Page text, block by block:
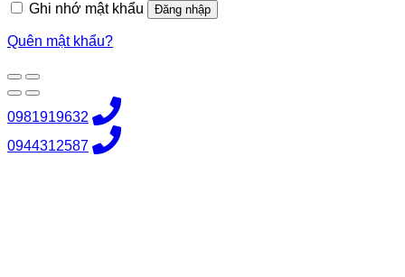
Ghi nhớ mật khẩu
Đăng nhập
Quên mật khẩu?
0981919632
0944312587